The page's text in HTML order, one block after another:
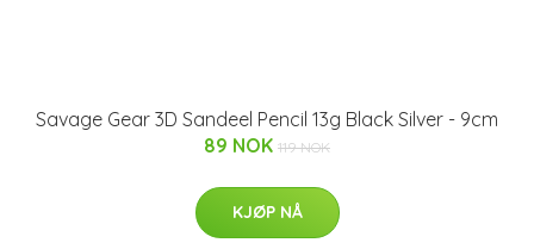
Savage Gear 3D Sandeel Pencil 13g Black Silver - 9cm
89 NOK 119 NOK
KJØP NÅ